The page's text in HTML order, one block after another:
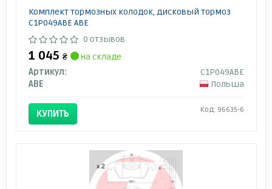
Комплект тормозных колодок, дисковый тормоз
C1P049ABE ABE
0 отзывов
1 045 ₴
на складе
Артикул:
C1P049ABE
ABE
Польша
КУПИТЬ Код: 96635-6